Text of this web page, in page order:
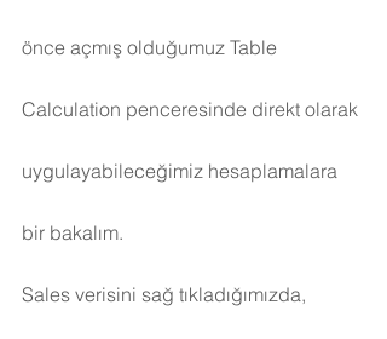
önce açmış olduğumuz Table
Calculation penceresinde direkt olarak
uygulayabileceğimiz hesaplamalara
bir bakalım.
Sales verisini sağ tıkladığımızda,